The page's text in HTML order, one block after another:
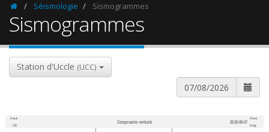
HomepageSéismologie Sismogrammes
Sismogrammes
Station d'Uccle (UCC)
Heure
UTC
Composante verticale 2026-08-07
Heure
belge